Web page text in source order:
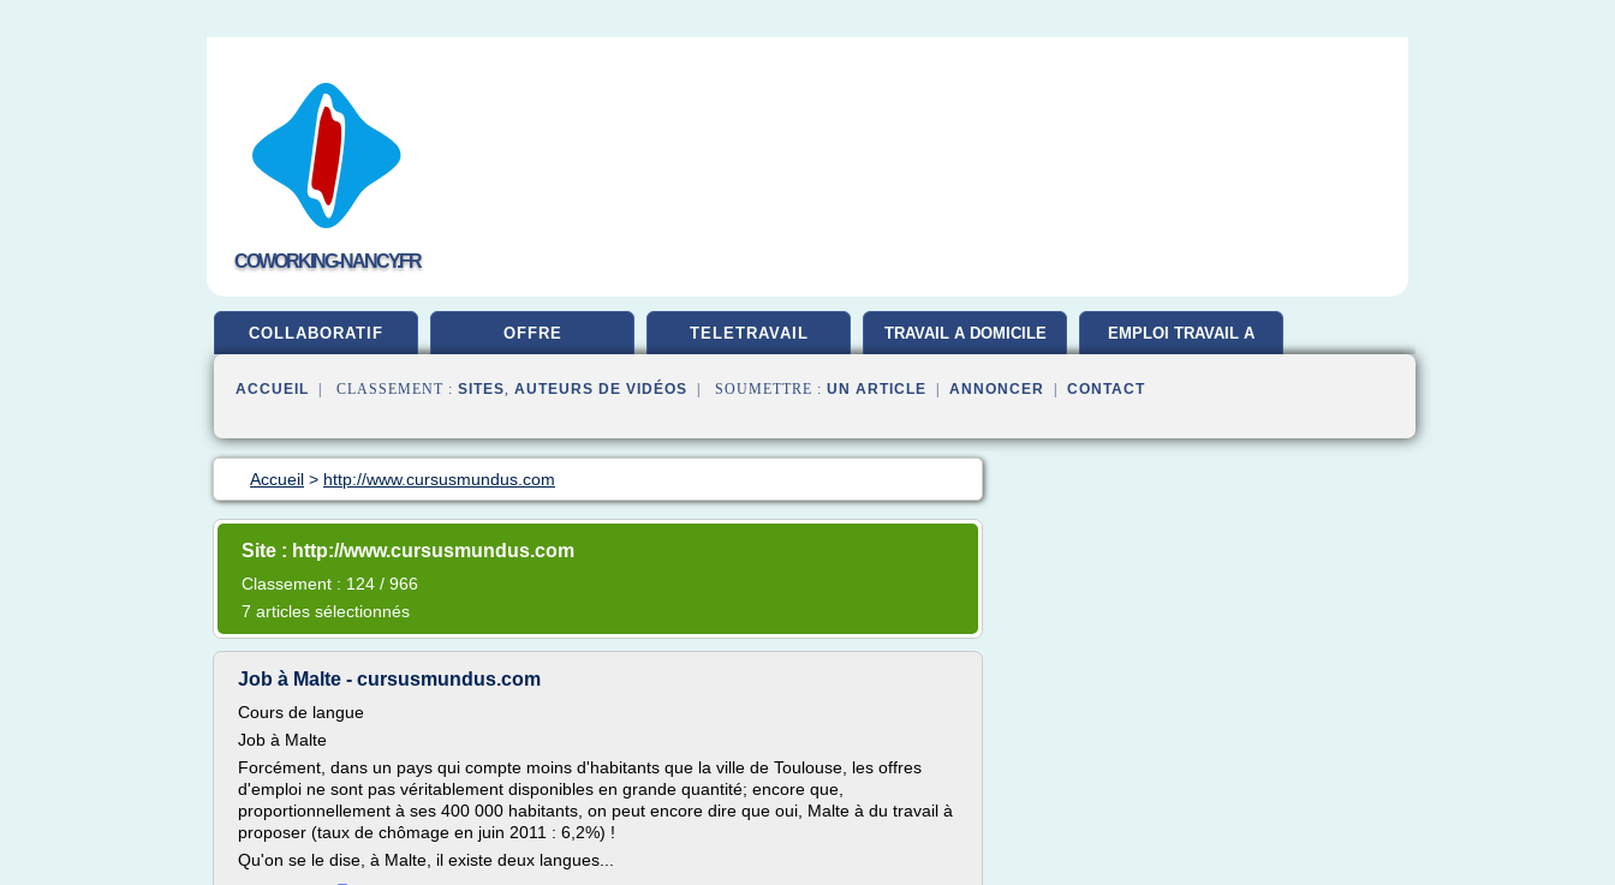
COWORKING-NANCY.FR
COLLABORATIF OFFRE TELETRAVAIL TRAVAIL A DOMICILE EMPLOI TRAVAIL A
ACCUEIL | CLASSEMENT : SITES, AUTEURS DE VIDÉOS | SOUMETTRE : UN ARTICLE ANNONCER CONTACT
Accueil > http://www.cursusmundus.com
Site : http://www.cursusmundus.com
Classement : 124 / 966
7 articles sélectionnés
Job à Malte - cursusmundus.com
Cours de langue
Job à Malte
Forcément, dans un pays qui compte moins d'habitants que la ville de Toulouse, les offres
d'emploi ne sont pas véritablement disponibles en grande quantité; encore que,
proportionnellement à ses 400 000 habitants, on peut encore dire que oui, Malte à du travail à
proposer (taux de chômage en juin 2011 : 6,2%) !
Qu'on se le dise, à Malte, il existe deux langues...